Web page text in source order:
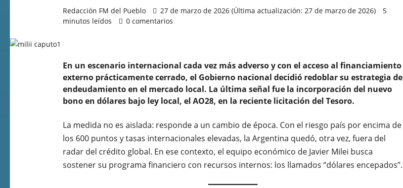
Redacción FM del Pueblo 27 de marzo de 2026 (Última actualización: 27 de marzo de 2026)
5
minutos leídos
0 comentarios
En un escenario internacional cada vez más adverso y con el acceso al financiamiento
externo prácticamente cerrado, el Gobierno nacional decidió redoblar su estrategia de
endeudamiento en el mercado local. La última señal fue la incorporación del nuevo
bono en dólares bajo ley local, el AO28, en la reciente licitación del Tesoro.
La medida no es aislada: responde a un cambio de época. Con el riesgo país por encima de
los 600 puntos y tasas internacionales elevadas, la Argentina quedó, otra vez, fuera del
radar del crédito global. En ese contexto, el equipo económico de Javier Milei busca
sostener su programa financiero con recursos internos: los llamados “dólares encepados”.